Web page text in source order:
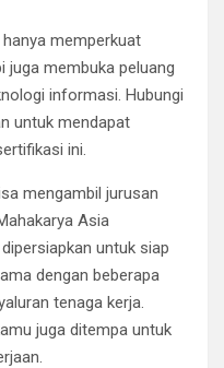
memperkuat
juga membuka peluang
informasi. Hubungi
untuk mendapat
ini.
mengambil jurusan
Asia
untuk siap
dengan beberapa
tenaga kerja.
juga ditempa untuk